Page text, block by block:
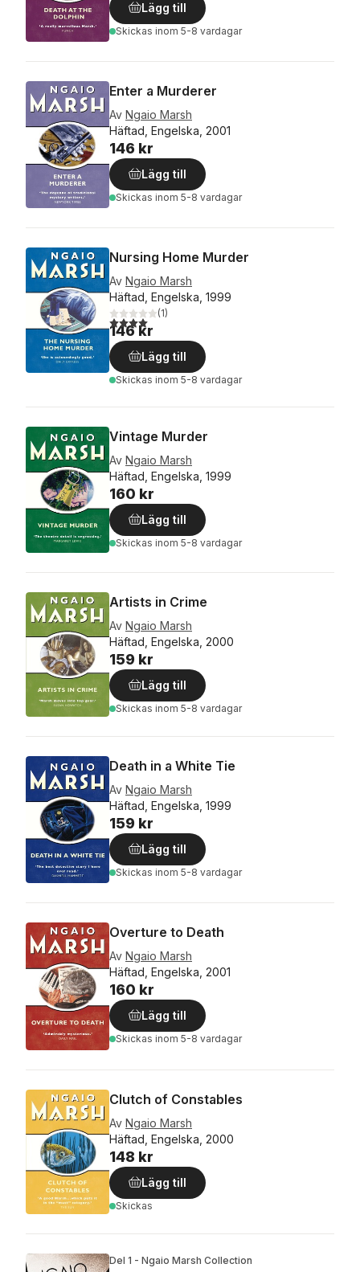
Lägg till
Skickas inom 5-8 vardagar
Enter a Murderer
Av Ngaio Marsh
Häftad, Engelska, 2001
146 kr
Lägg till
Skickas inom 5-8 vardagar
Nursing Home Murder
Av Ngaio Marsh
Häftad, Engelska, 1999
4,0utav 5 stjärnor. Totalt antal röster:
(1)
146 kr
Lägg till
Skickas inom 5-8 vardagar
Vintage Murder
Av Ngaio Marsh
Häftad, Engelska, 1999
160 kr
Lägg till
Skickas inom 5-8 vardagar
Artists in Crime
Av Ngaio Marsh
Häftad, Engelska, 2000
159 kr
Lägg till
Skickas inom 5-8 vardagar
Death in a White Tie
Av Ngaio Marsh
Häftad, Engelska, 1999
159 kr
Lägg till
Skickas inom 5-8 vardagar
Overture to Death
Av Ngaio Marsh
Häftad, Engelska, 2001
160 kr
Lägg till
Skickas inom 5-8 vardagar
Clutch of Constables
Av Ngaio Marsh
Häftad, Engelska, 2000
148 kr
Lägg till
Skickas
Del 1 - Ngaio Marsh Collection